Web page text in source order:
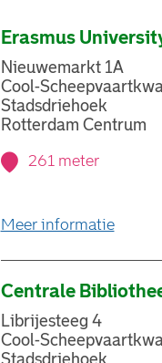
Erasmus
Nieuwemarkt 1A
Cool-
Stadsdriehoek
Rotterdam Centrum
261 meter
Meer informatieover
Centrale
Librijesteeg 4
Cool-